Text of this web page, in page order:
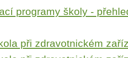
programy školy -
při zdravotnickém